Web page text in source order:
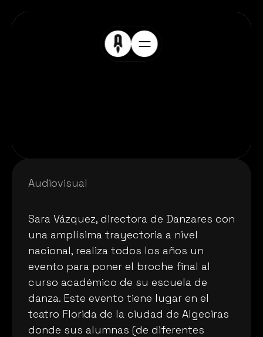
Audiovisual
M
usas
Sara Vázquez, directora de Danzares con
una amplísima trayectoria a nivel
nacional, realiza todos los años un
evento para poner el broche final al
curso académico de su escuela de
danza. Este evento tiene lugar en el
teatro Florida de la ciudad de Algeciras
donde sus alumnas (de diferentes